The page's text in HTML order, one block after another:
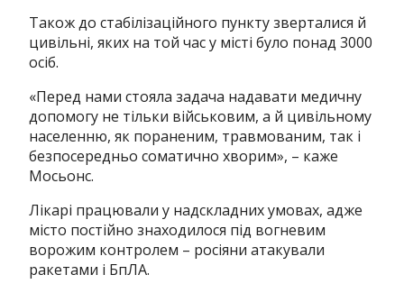
Також до стабілізаційного пункту зверталися й
цивільні, яких на той час у місті було понад 3000
осіб.
«Перед нами стояла задача надавати медичну
допомогу не тільки військовим, а й цивільному
населенню, як пораненим, травмованим, так і
безпосередньо соматично хворим», – каже
Мосьонс.
Лікарі працювали у надскладних умовах, адже
місто постійно знаходилося під вогневим
ворожим контролем – росіяни атакували
ракетами і БпЛА.